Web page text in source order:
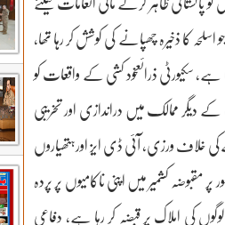
کردیا جو اسلحہ کا ذخیرہ چھپانے کی کوشش کر رہا تھا،
سکیورٹی ذرائعخود کشی کے واقعات کو
دیگر ممالک میں دراندازی اور تخریبی
خلاف ورزی، آئی ڈی ایز اورہتھیاروں
کشمیر میں اپنی ناکامیوں پر پردہ
کی املاک پر قبضہ کر رہا ہے، دفاعی